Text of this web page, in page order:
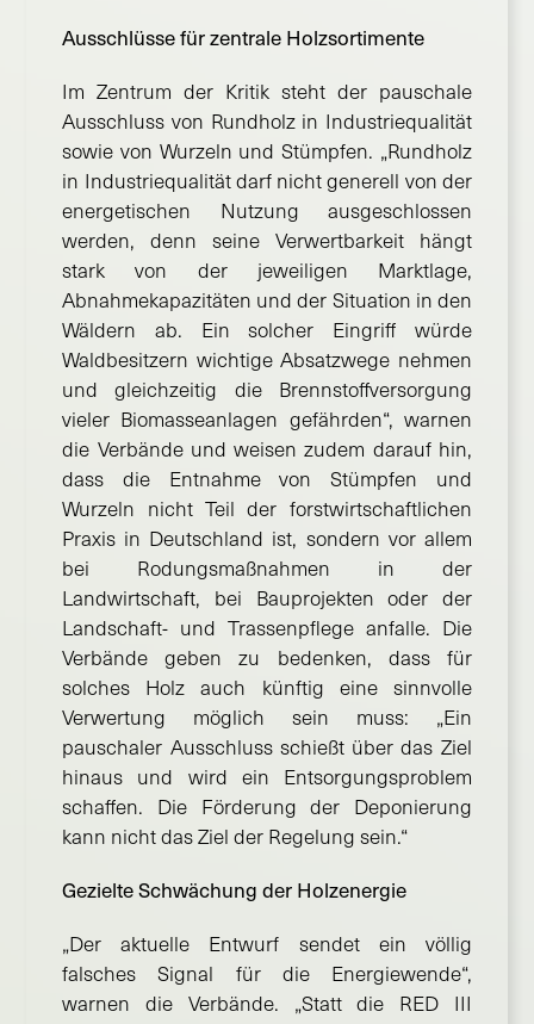
Ausschlüsse für zentrale Holzsortimente
Im Zentrum der Kritik steht der pauschale
Ausschluss von Rundholz in Industriequalität
sowie von Wurzeln und Stümpfen. „Rundholz
in Industriequalität darf nicht generell von der
energetischen Nutzung ausgeschlossen
werden, denn seine Verwertbarkeit hängt
stark von der jeweiligen Marktlage,
Abnahmekapazitäten und der Situation in den
Wäldern ab. Ein solcher Eingriff würde
Waldbesitzern wichtige Absatzwege nehmen
und gleichzeitig die Brennstoffversorgung
vieler Biomasseanlagen gefährden“, warnen
die Verbände und weisen zudem darauf hin,
dass die Entnahme von Stümpfen und
Wurzeln nicht Teil der forstwirtschaftlichen
Praxis in Deutschland ist, sondern vor allem
bei Rodungsmaßnahmen in der
Landwirtschaft, bei Bauprojekten oder der
Landschaft- und Trassenpflege anfalle. Die
Verbände geben zu bedenken, dass für
solches Holz auch künftig eine sinnvolle
Verwertung möglich sein muss: „Ein
pauschaler Ausschluss schießt über das Ziel
hinaus und wird ein Entsorgungsproblem
schaffen. Die Förderung der Deponierung
kann nicht das Ziel der Regelung sein.“
Gezielte Schwächung der Holzenergie
„Der aktuelle Entwurf sendet ein völlig
falsches Signal für die Energiewende“,
warnen die Verbände. „Statt die RED III